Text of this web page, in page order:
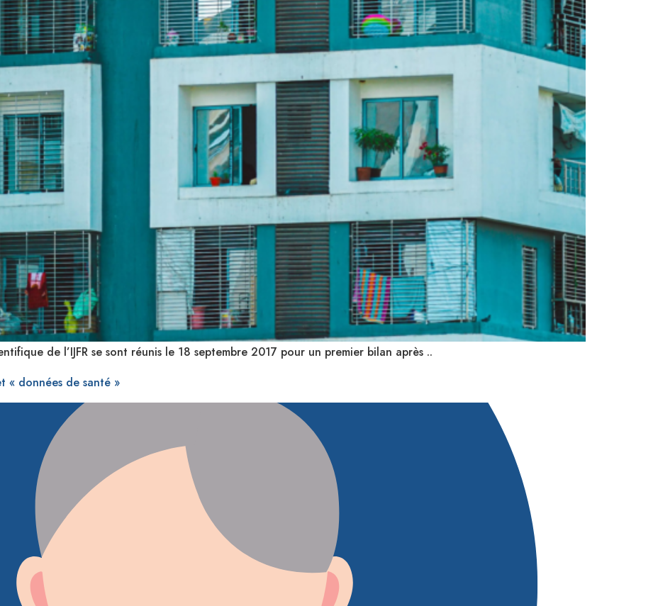
de l’IJFR se sont réunis le 18 septembre 2017 pour un premier bilan après ..
« données de santé »